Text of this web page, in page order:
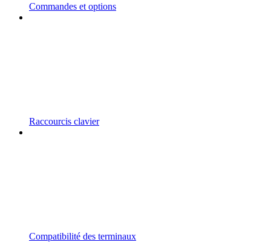
Commandes et options
Raccourcis clavier
Compatibilité des terminaux